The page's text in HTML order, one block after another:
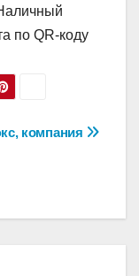
по QR-коду
компания